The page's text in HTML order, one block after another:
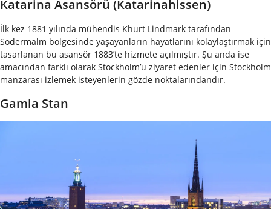
Katarina Asansörü (Katarinahissen)
İlk kez 1881 yılında mühendis Khurt Lindmark tarafından
Södermalm bölgesinde yaşayanların hayatlarını kolaylaştırmak için
tasarlanan bu asansör 1883’te hizmete açılmıştır. Şu anda ise
amacından farklı olarak Stockholm’u ziyaret edenler için Stockholm
manzarası izlemek isteyenlerin gözde noktalarındandır.
Gamla Stan